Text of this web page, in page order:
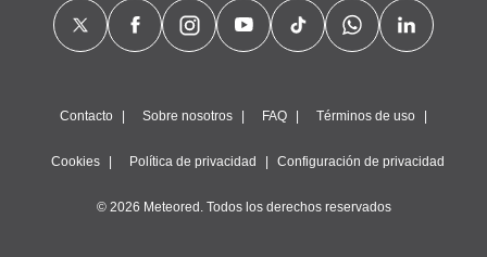
Contacto Sobre nosotros FAQ Términos de uso
Cookies Política de privacidad Configuración de privacidad
© 2026 Meteored. Todos los derechos reservados